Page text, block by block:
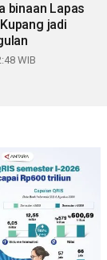
binaan Lapas
jadi
WIB